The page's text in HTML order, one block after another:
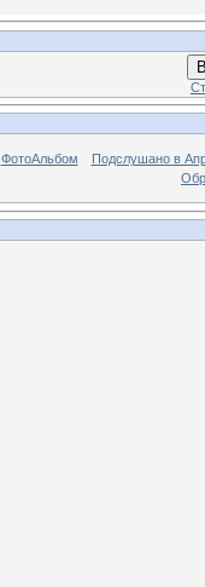
ФотоАльбом
Подслушано в